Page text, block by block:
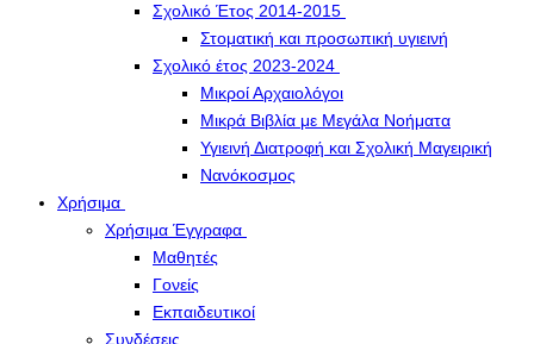
Σχολικό Έτος 2014-2015
Στοματική και προσωπική υγιεινή
Σχολικό έτος 2023-2024
Μικροί Αρχαιολόγοι
Μικρά Βιβλία με Μεγάλα Νοήματα
Υγιεινή Διατροφή και Σχολική Μαγειρική
Νανόκοσμος
Χρήσιμα
Χρήσιμα Έγγραφα
Μαθητές
Γονείς
Εκπαιδευτικοί
Συνδέσεις